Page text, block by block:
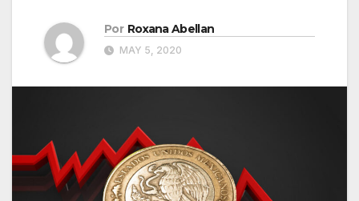
Por Roxana Abellan
MAY 5, 2020